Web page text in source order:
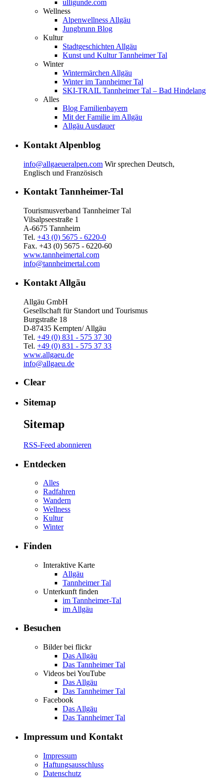
ulligunde.com
Wellness
Alpenwellness Allgäu
Jungbrunn Blog
Kultur
Stadtgeschichten Allgäu
Kunst und Kultur Tannheimer Tal
Winter
Wintermärchen Allgäu
Winter im Tannheimer Tal
SKI-TRAIL Tannheimer Tal – Bad Hindelang
Alles
Blog Familienbayern
Mit der Familie im Allgäu
Allgäu Ausdauer
Kontakt Alpenblog
info@allgaeueralpen.com Wir sprechen Deutsch,
Englisch und Französisch
Kontakt Tannheimer-Tal
Tourismusverband Tannheimer Tal
Vilsalpseestraße 1
A-6675 Tannheim
Tel. +43 (0) 5675 - 6220-0
Fax. +43 (0) 5675 - 6220-60
www.tannheimertal.com
info@tannheimertal.com
Kontakt Allgäu
Allgäu GmbH
Gesellschaft für Standort und Tourismus
Burgstraße 18
D-87435 Kempten/ Allgäu
Tel. +49 (0) 831 - 575 37 30
Tel. +49 (0) 831 - 575 37 33
www.allgaeu.de
info@allgaeu.de
Clear
Sitemap
Sitemap
RSS-Feed abonnieren
Entdecken
Alles
Radfahren
Wandern
Wellness
Kultur
Winter
Finden
Interaktive Karte
Allgäu
Tannheimer Tal
Unterkunft finden
im Tannheimer-Tal
im Allgäu
Besuchen
Bilder bei flickr
Das Allgäu
Das Tannheimer Tal
Videos bei YouTube
Das Allgäu
Das Tannheimer Tal
Facebook
Das Allgäu
Das Tannheimer Tal
Impressum und Kontakt
Impressum
Haftungsausschluss
Datenschutz